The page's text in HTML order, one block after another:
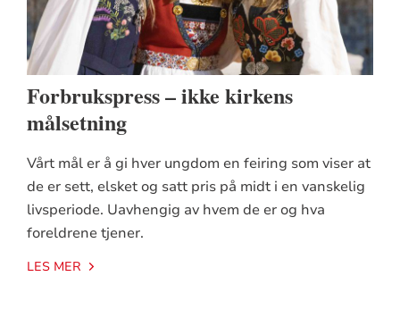
Forbrukspress – ikke kirkens
målsetning
Vårt mål er å gi hver ungdom en feiring som viser at
de er sett, elsket og satt pris på midt i en vanskelig
livsperiode. Uavhengig av hvem de er og hva
foreldrene tjener.
LES MER